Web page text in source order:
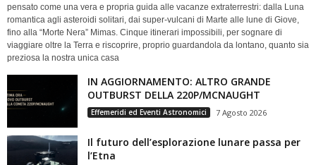
pensato come una vera e propria guida alle vacanze extraterrestri: dalla Luna
romantica agli asteroidi solitari, dai super-vulcani di Marte alle lune di Giove,
fino alla “Morte Nera” Mimas. Cinque itinerari impossibili, per sognare di
viaggiare oltre la Terra e riscoprire, proprio guardandola da lontano, quanto sia
preziosa la nostra unica casa
IN AGGIORNAMENTO: ALTRO GRANDE
OUTBURST DELLA 220P/MCNAUGHT
Effemeridi ed Eventi Astronomici 7 Agosto 2026
Il futuro dell’esplorazione lunare passa per
l’Etna